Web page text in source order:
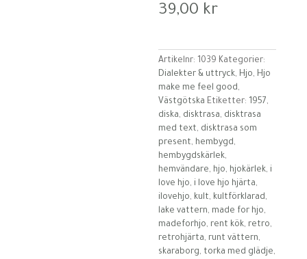
39,00 kr
Artikelnr: 1039 Kategorier:
Dialekter & uttryck, Hjo, Hjo
make me feel good,
Västgötska Etiketter: 1957,
diska, disktrasa, disktrasa
med text, disktrasa som
present, hembygd,
hembygdskärlek,
hemvändare, hjo, hjokärlek, i
love hjo, i love hjo hjärta,
ilovehjo, kult, kultförklarad,
lake vattern, made for hjo,
madeforhjo, rent kök, retro,
retrohjärta, runt vättern,
skaraborg, torka med glädje,